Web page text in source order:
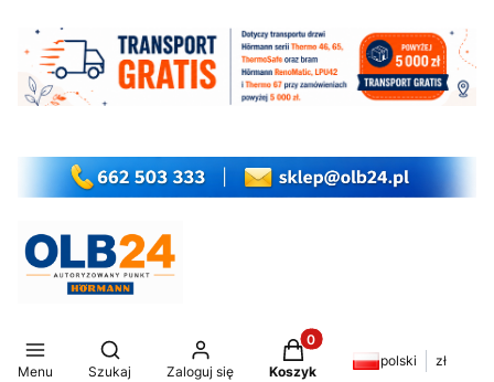
Menu
Otwórz wyszukiwarkę
Szukaj Zaloguj się
Produkty w koszyku: 0.
Koszyk
polski zł